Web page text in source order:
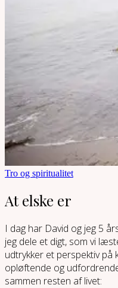
Tro og spiritualitet
At elske er
I dag har David og jeg 5
jeg dele et digt, som vi
udtrykker et perspektiv
opløftende og
sammen resten af livet: